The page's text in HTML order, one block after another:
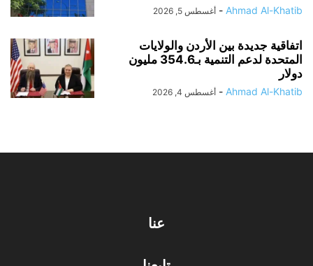
Ahmad Al-Khatib
- أغسطس 5, 2026
اتفاقية جديدة بين الأردن والولايات
المتحدة لدعم التنمية بـ354.6 مليون
دولار
Ahmad Al-Khatib
- أغسطس 4, 2026
عنا